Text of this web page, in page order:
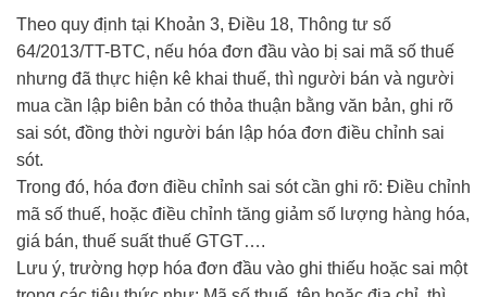
Theo quy định tại Khoản 3, Điều 18, Thông tư số
64/2013/TT-BTC, nếu hóa đơn đầu vào bị sai mã số thuế
nhưng đã thực hiện kê khai thuế, thì người bán và người
mua cần lập biên bản có thỏa thuận bằng văn bản, ghi rõ
sai sót, đồng thời người bán lập hóa đơn điều chỉnh sai
sót.
Trong đó, hóa đơn điều chỉnh sai sót cần ghi rõ: Điều chỉnh
mã số thuế, hoặc điều chỉnh tăng giảm số lượng hàng hóa,
giá bán, thuế suất thuế GTGT….
Lưu ý, trường hợp hóa đơn đầu vào ghi thiếu hoặc sai một